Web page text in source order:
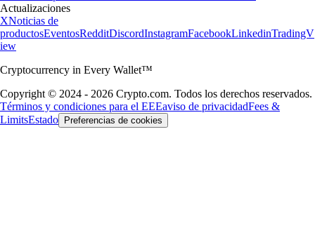
Actualizaciones
XNoticias de
productosEventosRedditDiscordInstagramFacebookLinkedinTradingV
iew
Cryptocurrency in Every Wallet™
Copyright © 2024 - 2026 Crypto.com. Todos los derechos reservados.
Términos y condiciones para el EEEaviso de privacidadFees &
LimitsEstado Preferencias de cookies